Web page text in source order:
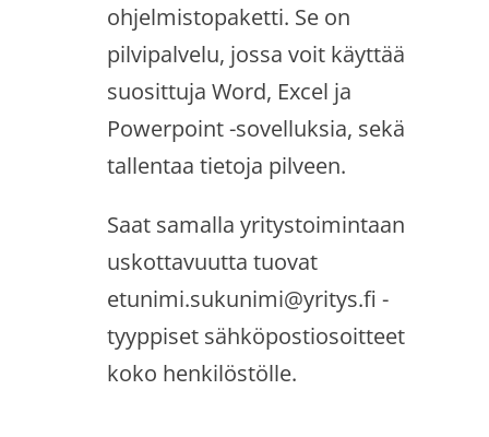
ohjelmistopaketti. Se on
pilvipalvelu, jossa voit käyttää
suosittuja Word, Excel ja
Powerpoint -sovelluksia, sekä
tallentaa tietoja pilveen.
Saat samalla yritystoimintaan
uskottavuutta tuovat
etunimi.sukunimi@yritys.fi -
tyyppiset sähköpostiosoitteet
koko henkilöstölle.